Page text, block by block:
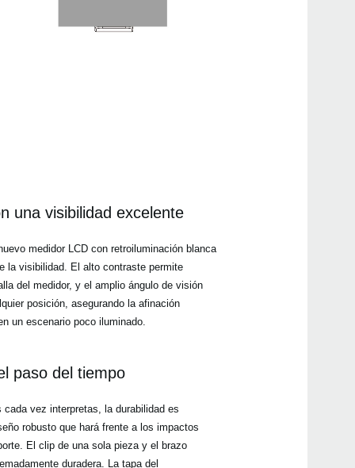
una visibilidad excelente
medidor LCD con retroiluminación blanca
la visibilidad. El alto contraste permite
del medidor, y el amplio ángulo de visión
posición, asegurando la afinación
un escenario poco iluminado.
paso del tiempo
vez interpretas, la durabilidad es
robusto que hará frente a los impactos
El clip de una sola pieza y el brazo
duradera. La tapa del